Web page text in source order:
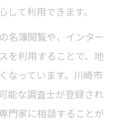
て利用できます。
名簿閲覧や、インター
を利用することで、地
なっています。川崎市
能な調査士が登録され
門家に相談することが